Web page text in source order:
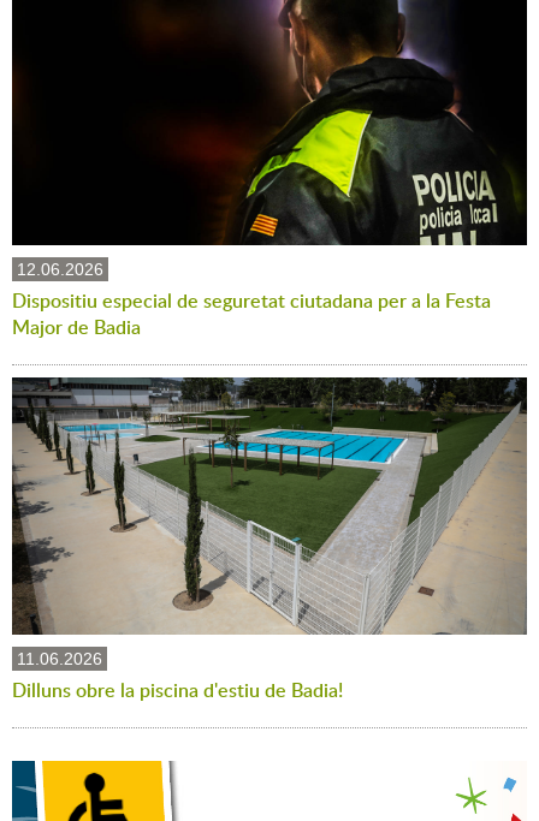
12.06.2026
Dispositiu especial de seguretat ciutadana per a la Festa
Major de Badia
11.06.2026
Dilluns obre la piscina d'estiu de Badia!